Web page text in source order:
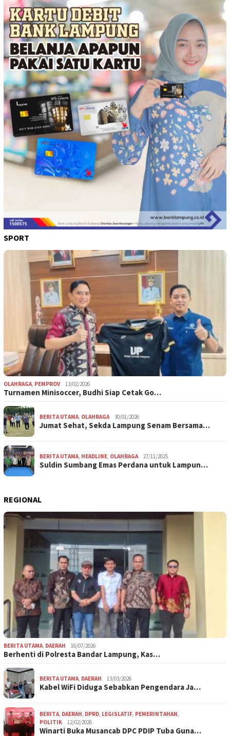
SPORT
OLAHRAGA PEMPROV 13/02/2026
Turnamen Minisoccer, Budhi Siap Cetak Go…
BERITA UTAMA OLAHRAGA 30/01/2026
Jumat Sehat, Sekda Lampung Senam Bersama…
BERITA UTAMA HEADLINE OLAHRAGA 27/11/2025
Suldin Sumbang Emas Perdana untuk Lampun…
REGIONAL
BERITA UTAMA DAERAH 16/07/2026
Berhenti di Polresta Bandar Lampung, Kas…
BERITA UTAMA DAERAH 13/03/2026
Kabel WiFi Diduga Sebabkan Pengendara Ja…
BERITA DAERAH DPRD LEGISLATIF PEMERINTAHAN
POLITIK
12/02/2026
Winarti Buka Musancab DPC PDIP Tuba Guna…